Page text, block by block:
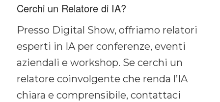
Cerchi un Relatore di IA?
Presso Digital Show, offriamo relatori
esperti in IA per conferenze, eventi
aziendali e workshop. Se cerchi un
relatore coinvolgente che renda l’IA
chiara e comprensibile, contattaci